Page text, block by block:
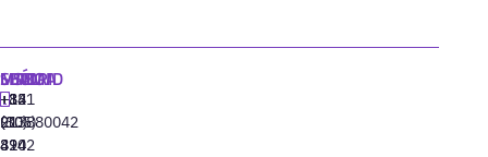
MADRID
+34
91
310
MIAMI
+1
(305)
424
SEÚL
+82
(10)
8942
LISBOA
‪+351
213880042